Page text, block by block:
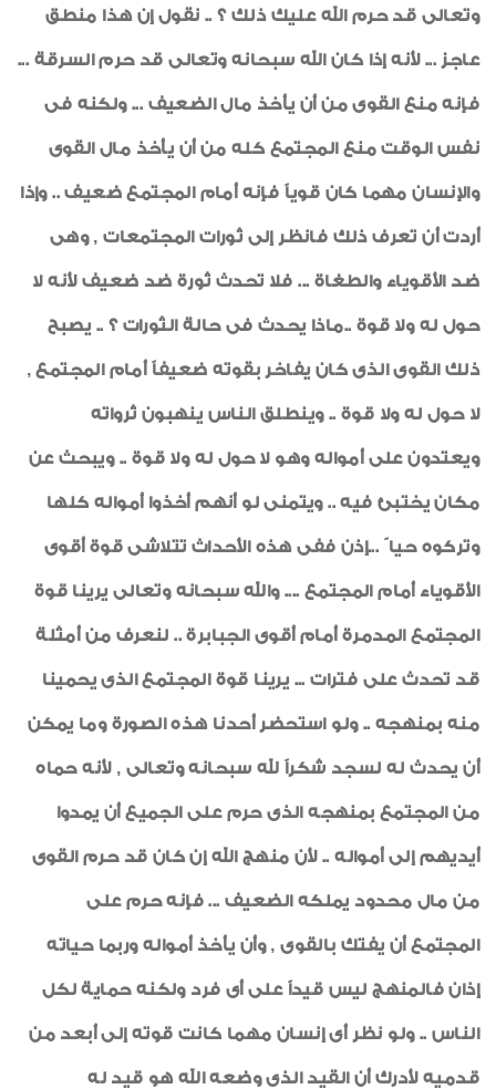
وتعالى قد حرم الله عليك ذلك ؟ .. نقول إن هذا منطق
عاجز ... لأنه إذا كان الله سبحانه وتعالى قد حرم السرقة ...
فإنه منع القوى من أن يأخذ مال الضعيف ... ولكنه فى
نفس الوقت منع المجتمع كله من أن يأخذ مال القوى
والإنسان مهما كان قوياً فإنه أمام المجتمع ضعيف .. وإذا
أردت أن تعرف ذلك فانظر إلى ثورات المجتمعات , وهى
ضد الأقوياء والطغاة ... فلا تحدث ثورة ضد ضعيف لأنه لا
حول له ولا قوة ..ماذا يحدث فى حالة الثورات ؟ .. يصبح
ذلك القوى الذى كان يفاخر بقوته ضعيفاً أمام المجتمع ,
لا حول له ولا قوة .. وينطلق الناس ينهبون ثرواته
ويعتدون على أمواله وهو لا حول له ولا قوة .. ويبحث عن
مكان يختبئ فيه .. ويتمنى لو أنهم أخذوا أمواله كلها
وتركوه حيا ً ...إذن ففى هذه الأحداث تتلاشى قوة أقوى
الأقوياء أمام المجتمع .... والله سبحانه وتعالى يرينا قوة
المجتمع المدمرة أمام أقوى الجبابرة .. لنعرف من أمثلة
قد تحدث على فترات ... يرينا قوة المجتمع الذى يحمينا
منه بمنهجه .. ولو استحضر أحدنا هذه الصورة وما يمكن
أن يحدث له لسجد شكراً لله سبحانه وتعالى , لأنه حماه
من المجتمع بمنهجه الذى حرم على الجميع أن يمدوا
أيديهم إلى أمواله .. لأن منهج الله إن كان قد حرم القوى
من مال محدود يملكه الضعيف ... فإنه حرم على
المجتمع أن يفتك بالقوى , وأن يأخذ أمواله وربما حياته
إذان فالمنهج ليس قيداً على أى فرد ولكنه حماية لكل
الناس .. ولو نظر أى إنسان مهما كانت قوته إلى أبعد من
قدميه لأدرك أن القيد الذى وضعه الله هو قيد له